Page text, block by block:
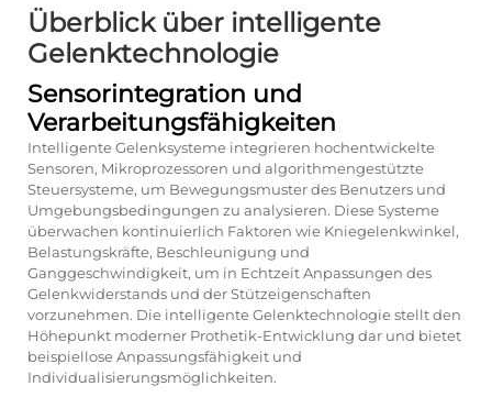
Überblick über intelligente
Gelenktechnologie
Sensorintegration und
Verarbeitungsfähigkeiten
Intelligente Gelenksysteme integrieren hochentwickelte
Sensoren, Mikroprozessoren und algorithmengestützte
Steuersysteme, um Bewegungsmuster des Benutzers und
Umgebungsbedingungen zu analysieren. Diese Systeme
überwachen kontinuierlich Faktoren wie Kniegelenkwinkel,
Belastungskräfte, Beschleunigung und
Ganggeschwindigkeit, um in Echtzeit Anpassungen des
Gelenkwiderstands und der Stützeigenschaften
vorzunehmen. Die intelligente Gelenktechnologie stellt den
Höhepunkt moderner Prothetik-Entwicklung dar und bietet
beispiellose Anpassungsfähigkeit und
Individualisierungsmöglichkeiten.